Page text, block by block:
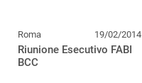
Roma 19/02/2014
Riunione Esecutivo FABI
BCC